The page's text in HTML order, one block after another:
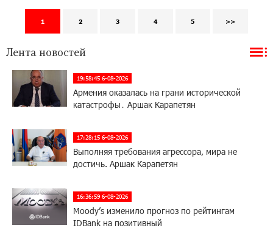
1 2 3 4 5 >>
Лента новостей
19:58:45 6-08-2026
Армения оказалась на грани исторической
катастрофы․ Аршак Карапетян
17:28:15 6-08-2026
Выполняя требования агрессора, мира не
достичь. Аршак Карапетян
16:36:59 6-08-2026
Moody’s изменило прогноз по рейтингам
IDBank на позитивный